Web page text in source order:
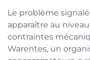
Le problème
apparaître au
contraintes
Warentes, un